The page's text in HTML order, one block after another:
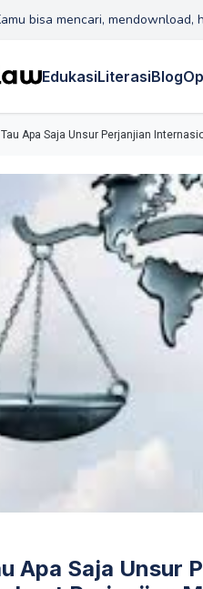
bisa mencari,
EdukasiLiterasiBlog
Apa Saja Unsur Perjanjian
Apa Saja Unsur